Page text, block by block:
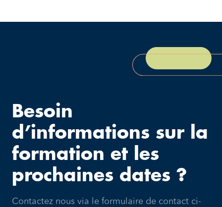
Besoin
d’informations sur la
formation et les
prochaines dates ?
Contactez nous via le formulaire de contact ci-